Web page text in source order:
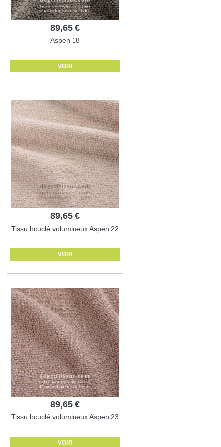
89,65 €
Aspen 18
VOIR
89,65 €
Tissu bouclé volumineux Aspen 22
VOIR
89,65 €
Tissu bouclé volumineux Aspen 23
VOIR